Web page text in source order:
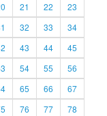
21 22
23
32 33
34
43 44
45
54 55
56
65 66
67
76 77
78